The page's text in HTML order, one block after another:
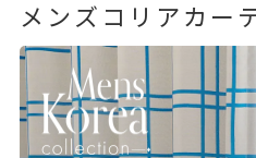
メンズコリアカー